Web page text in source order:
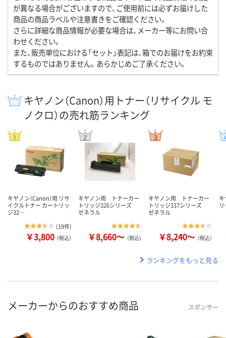
が異なる場合がございますので、ご使用前には必ずお届けした
商品の商品ラベルや注意書きをご確認ください。
さらに詳細な商品情報が必要な場合は、メーカー等にお問い合
わせください。
また、販売単位における「セット」表記は、箱でのお届けをお約束
するものではありません。あらかじめご了承ください。
キヤノン（Canon）用トナー（リサイクル モ
ノクロ）の売れ筋ランキング
キヤノン（Canon）用 リサ
イクルトナー カートリッ
ジ32…
(19件)
￥3,800 （税込）
キヤノン用 トナーカー
トリッジ326シリーズ
ゼネラル
￥8,660～ （税込）
キヤノン用 トナーカー
トリッジ337シリーズ
ゼネラル
￥8,240～ （税込）
ランキングをもっと見る
メーカーからのおすすめ商品 スポンサー